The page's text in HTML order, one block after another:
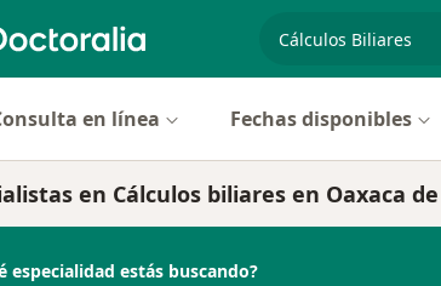
especialidad,
en línea Fechas disponibles
en Cálculos biliares en Oaxaca
especialidad estás buscando?